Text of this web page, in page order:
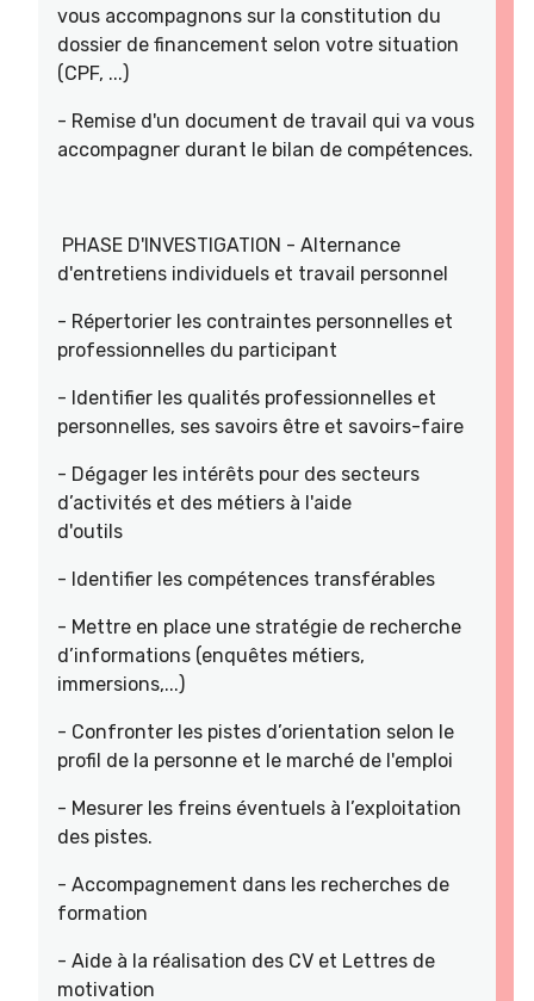
vous accompagnons sur la constitution du
dossier de financement selon votre situation
(CPF, ...)
- Remise d'un document de travail qui va vous
accompagner durant le bilan de compétences.
PHASE D'INVESTIGATION - Alternance
d'entretiens individuels et travail personnel
- Répertorier les contraintes personnelles et
professionnelles du participant
- Identifier les qualités professionnelles et
personnelles, ses savoirs être et savoirs-faire
- Dégager les intérêts pour des secteurs
d’activités et des métiers à l'aide
d'outils
- Identifier les compétences transférables
- Mettre en place une stratégie de recherche
d’informations (enquêtes métiers,
immersions,...)
- Confronter les pistes d’orientation selon le
profil de la personne et le marché de l'emploi
- Mesurer les freins éventuels à l’exploitation
des pistes.
- Accompagnement dans les recherches de
formation
- Aide à la réalisation des CV et Lettres de
motivation